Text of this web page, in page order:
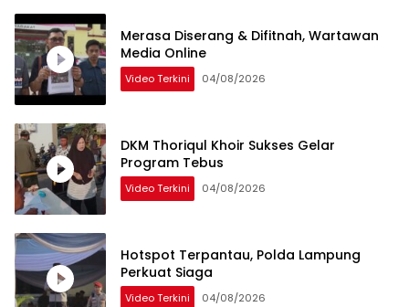
Merasa Diserang & Difitnah, Wartawan
Media Online
Video Terkini 04/08/2026
DKM Thoriqul Khoir Sukses Gelar
Program Tebus
Video Terkini 04/08/2026
Hotspot Terpantau, Polda Lampung
Perkuat Siaga
Video Terkini 04/08/2026